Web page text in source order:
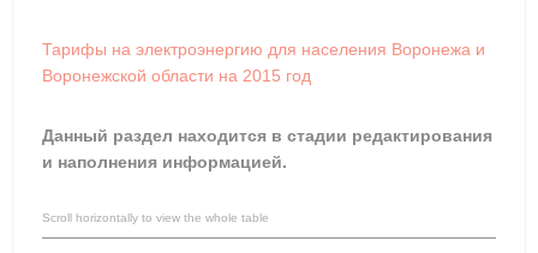
Тарифы на электроэнергию для населения Воронежа и
Воронежской области на 2015 год
Данный раздел находится в стадии редактирования
и наполнения информацией.